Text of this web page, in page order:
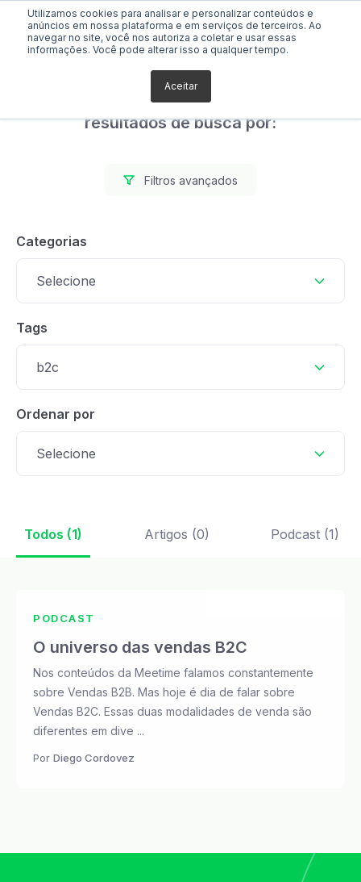
Utilizamos cookies para analisar e personalizar conteúdos e
anúncios em nossa plataforma e em serviços de terceiros. Ao
navegar no site, você nos autoriza a coletar e usar essas
informações. Você pode alterar isso a qualquer tempo.
Aceitar
Foram encontrados 1
resultados de busca por:
Filtros avançados
Categorias
Selecione
Tags
b2c
Ordenar por
Selecione
Todos (1) Artigos (0) Podcast (1)
PODCAST
O universo das vendas B2C
Nos conteúdos da Meetime falamos constantemente
sobre Vendas B2B. Mas hoje é dia de falar sobre
Vendas B2C. Essas duas modalidades de venda são
diferentes em dive ...
Por Diego Cordovez